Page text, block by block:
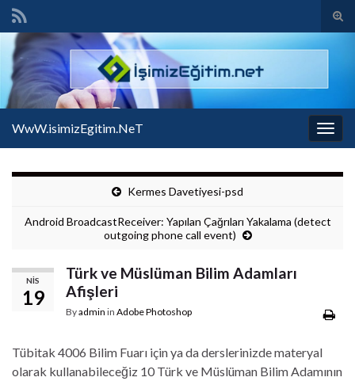
Search for:
WwW.isimizEgitim.NeT
Kermes Davetiyesi-psd
Android BroadcastReceiver: Yapılan Çağrıları Yakalama (detect
outgoing phone call event)
NIS
19
Türk ve Müslüman Bilim Adamları
Afişleri
Byadmin in Adobe Photoshop
Tübitak 4006 Bilim Fuarı için ya da derslerinizde materyal
olarak kullanabileceğiz 10 Türk ve Müslüman Bilim Adamının